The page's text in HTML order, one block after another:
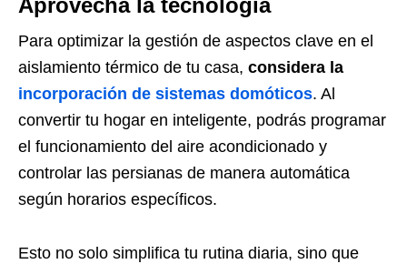
Aprovecha la tecnología
Para optimizar la gestión de aspectos clave en el
aislamiento térmico de tu casa, considera la
incorporación de sistemas domóticos. Al
convertir tu hogar en inteligente, podrás programar
el funcionamiento del aire acondicionado y
controlar las persianas de manera automática
según horarios específicos.
Esto no solo simplifica tu rutina diaria, sino que